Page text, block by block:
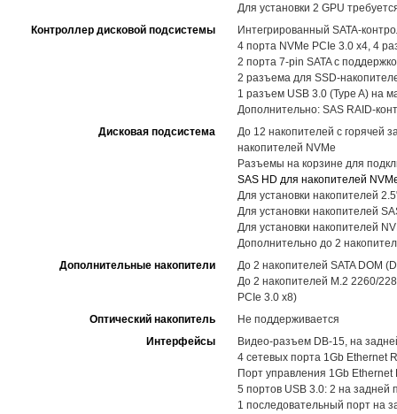
Для установки 2 GPU
Контроллер дисковой подсистемы
Интегрированный SATA-
4 порта NVMe PCIe 3.0 x4, 4
2 порта 7-pin SATA с
2 разъема для SSD-
1 разъем USB 3.0 (Type A) на
Дополнительно: SAS RAID-
Дисковая подсистема
До 12 накопителей с горячей
накопителей NVMe
Разъемы на корзине для
SAS HD для накопителей
Для установки накопителей
Для установки накопителей
Для установки накопителей
Дополнительно до 2
Дополнительные накопители
До 2 накопителей SATA DOM
До 2 накопителей M.2 2260/
PCIe 3.0 x8)
Оптический накопитель
Не поддерживается
Интерфейсы
Видео-разъем DB-15, на
4 сетевых порта 1Gb Ethernet
Порт управления 1Gb
5 портов USB 3.0: 2 на задней
1 последовательный порт на